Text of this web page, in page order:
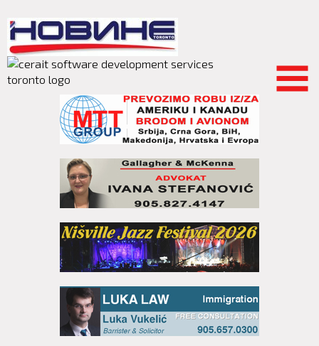
main
content